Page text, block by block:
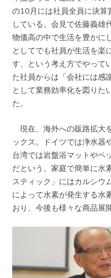
の10月には社員全員に決算
している。会見で佐藤義雄
物価高の中で生活を豊かに
としてでも社員が生活を楽
す、という考え方でやって
た社員からは「会社には感
として業務効率化を図りた
た。
現在、海外への販路拡大
ックス。ドイツでは浄水器
台湾では岩盤浴マットやペ
だという。家庭で簡単に水
スティック」にはカルシウ
によって水素が発生する水
おり、今後も様々な商品展